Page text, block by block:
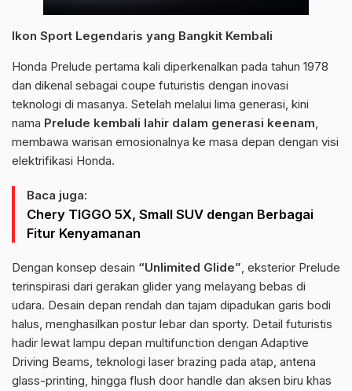
Ikon Sport Legendaris yang Bangkit Kembali
Honda Prelude pertama kali diperkenalkan pada tahun 1978
dan dikenal sebagai coupe futuristis dengan inovasi
teknologi di masanya. Setelah melalui lima generasi, kini
nama Prelude kembali lahir dalam generasi keenam,
membawa warisan emosionalnya ke masa depan dengan visi
elektrifikasi Honda.
Baca juga:
Chery TIGGO 5X, Small SUV dengan Berbagai
Fitur Kenyamanan
Dengan konsep desain “Unlimited Glide”, eksterior Prelude
terinspirasi dari gerakan glider yang melayang bebas di
udara. Desain depan rendah dan tajam dipadukan garis bodi
halus, menghasilkan postur lebar dan sporty. Detail futuristis
hadir lewat lampu depan multifunction dengan Adaptive
Driving Beams, teknologi laser brazing pada atap, antena
glass-printing, hingga flush door handle dan aksen biru khas